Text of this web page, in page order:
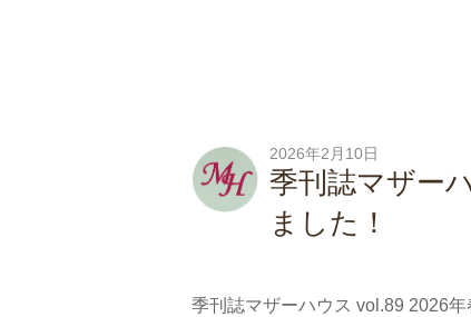
2026年2月10日
季刊誌マザー
ました！
季刊誌マザーハウス vol.89 2026年